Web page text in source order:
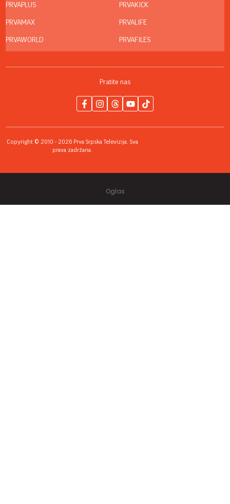
PRVAPLUS
PRVAMAX
PRVAWORLD
PRVAKICK
PRVALIFE
PRVAFILES
Pratite nas
Copyright © 2010 - 2026 Prva Srpska Televizija. Sva
prava zadržana.